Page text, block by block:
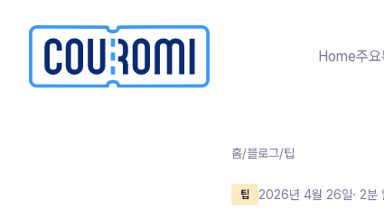
Home주요
홈/블로그/팁
팁 2026년 4월 26일· 2분